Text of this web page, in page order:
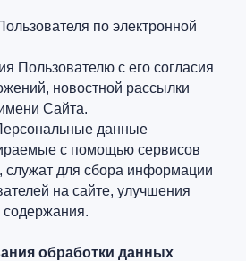
по электронной
Пользователю с его согласия
новостной рассылки
Сайта.
данные
с помощью сервисов
служат для сбора информации
на сайте, улучшения
содержания.
обработки данных